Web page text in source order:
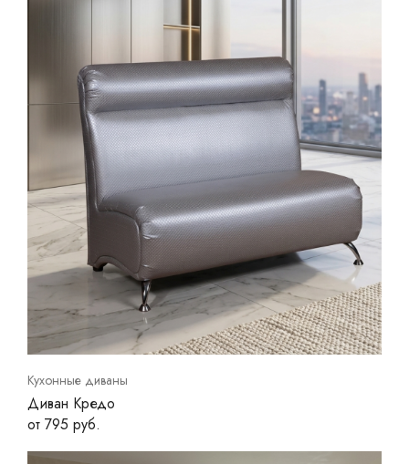
Кухонные диваны
Диван Кредо
от 795 руб.